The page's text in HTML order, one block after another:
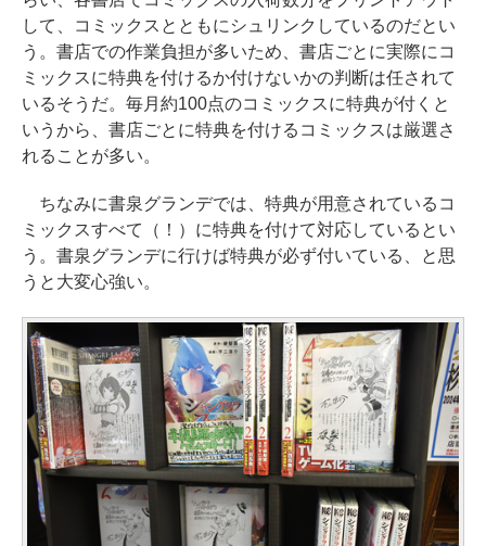
して、コミックスとともにシュリンクしているのだとい
う。書店での作業負担が多いため、書店ごとに実際にコ
ミックスに特典を付けるか付けないかの判断は任されて
いるそうだ。毎月約100点のコミックスに特典が付くと
いうから、書店ごとに特典を付けるコミックスは厳選さ
れることが多い。
ちなみに書泉グランデでは、特典が用意されているコ
ミックスすべて（！）に特典を付けて対応しているとい
う。書泉グランデに行けば特典が必ず付いている、と思
うと大変心強い。